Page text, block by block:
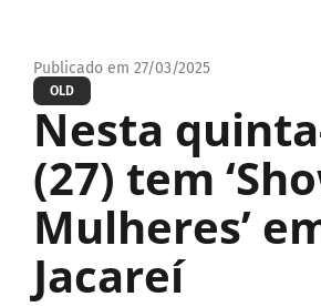
Publicado em 27/03/2025
OLD
Nesta
(27) tem
Mulheres’
Jacareí